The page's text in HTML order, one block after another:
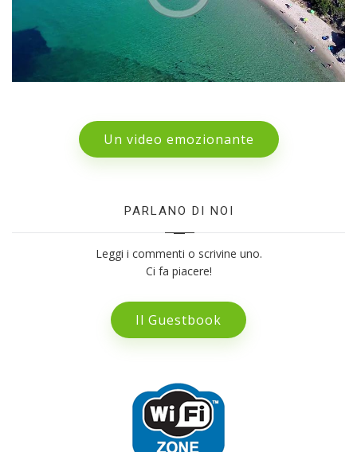
Un video emozionante
PARLANO DI NOI
Leggi i commenti o scrivine uno.
Ci fa piacere!
Il Guestbook